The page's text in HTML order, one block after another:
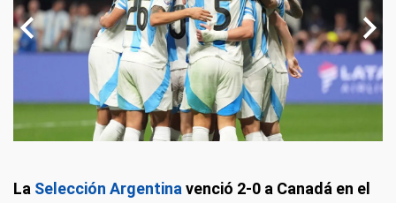
La Selección Argentina venció 2-0 a Canadá en el